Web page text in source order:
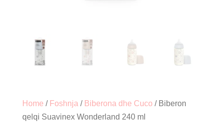
Home / Foshnja / Biberona dhe Cuco / Biberon
qelqi Suavinex Wonderland 240 ml